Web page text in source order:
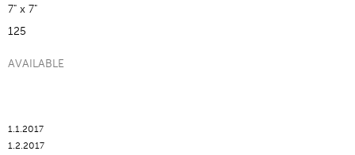
7" x 7"
125
AVAILABLE
1.1.2017
1.2.2017